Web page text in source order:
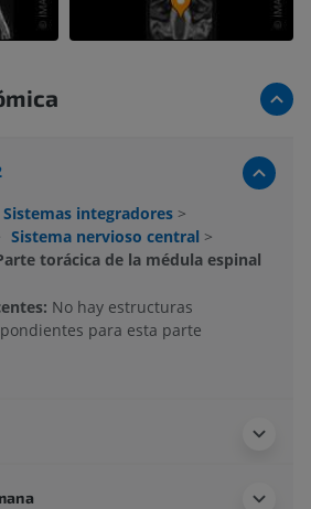
Sistemas integradores >
Sistema nervioso central >
torácica de la médula espinal
No hay estructuras
para esta parte